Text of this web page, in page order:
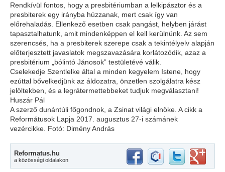
Rendkívül fontos, hogy a presbitériumban a lelkipásztor és a
presbiterek egy irányba húzzanak, mert csak így van
előrehaladás. Ellenkező esetben csak pangást, helyben járást
tapasztalhatunk, amit mindenképpen el kell kerülnünk. Az sem
szerencsés, ha a presbiterek szerepe csak a tekintélyelv alapján
előterjesztett javaslatok megszavazására korlátozódik, azaz a
presbitérium „bólintó Jánosok” testületévé válik.
Cselekedje Szentlelke által a minden kegyelem Istene, hogy
ezúttal bővelkedjünk az áldozatra, önzetlen szolgálatra kész
jelöltekben, és a legrátermettebbeket tudjuk megválasztani!
Huszár Pál
A szerző dunántúli főgondnok, a Zsinat világi elnöke. A cikk a
Reformátusok Lapja 2017. augusztus 27-i számánek
vezércikke. Fotó: Dimény András
Reformatus.hu
a közösségi oldalakon